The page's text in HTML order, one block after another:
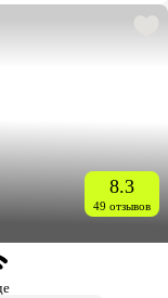
8.3
49 отзывов